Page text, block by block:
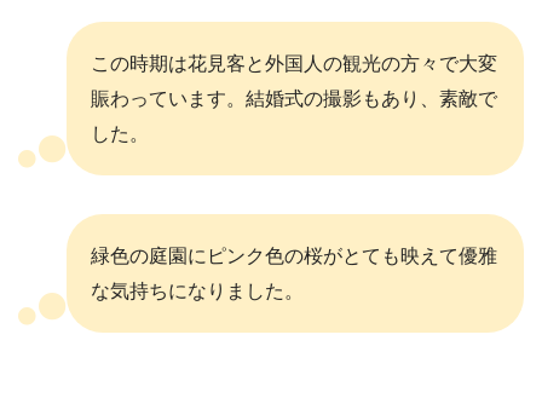
この時期は花見客と外国人の観光の方々で大変
賑わっています。結婚式の撮影もあり、素敵で
した。
緑色の庭園にピンク色の桜がとても映えて優雅
な気持ちになりました。